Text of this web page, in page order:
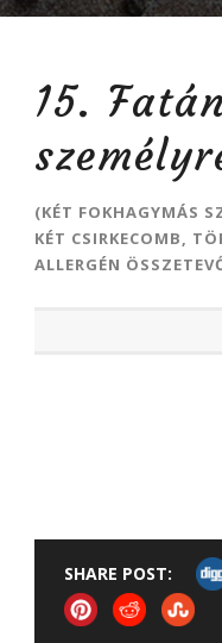
15.
(KÉT FOKHAGYMÁS
KÉT CSIRKECOMB,
ALLERGÉN
SHARE POST: